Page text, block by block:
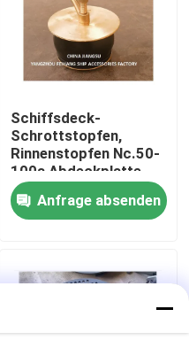
Schiffsdeck-
Schrottstopfen,
Rinnenstopfen Nc.50-
100a Abdeckplatte
aus Kupfer,
Karosserie-Kautschuk
Anfrage absenden